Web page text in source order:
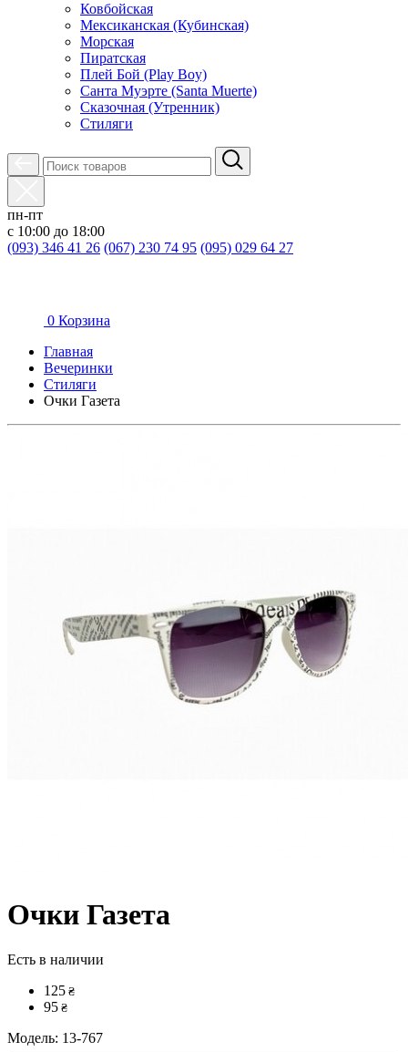
Ковбойская
Мексиканская (Кубинская)
Морская
Пиратская
Плей Бой (Play Boy)
Санта Муэрте (Santa Muerte)
Сказочная (Утренник)
Стиляги
пн-пт
с 10:00 до 18:00
(093) 346 41 26 (067) 230 74 95 (095) 029 64 27
0 Корзина
Главная
Вечеринки
Стиляги
Очки Газета
Очки Газета
Есть в наличии
125 ₴
95 ₴
Модель: 13-767